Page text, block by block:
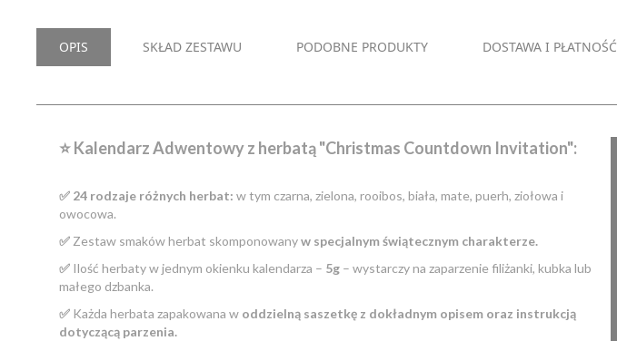
OPIS SKŁAD ZESTAWU PODOBNE PRODUKTY DOSTAWA I PŁATNOŚĆ
⭐️ Kalendarz Adwentowy z herbatą "Christmas Countdown Invitation":
✅ 24 rodzaje różnych herbat: w tym czarna, zielona, rooibos, biała, mate, puerh, ziołowa i
owocowa.
✅ Zestaw smaków herbat skomponowanyw specjalnym świątecznym charakterze.
✅ Ilość herbaty w jednym okienku kalendarza – 5g – wystarczy na zaparzenie filiżanki, kubka lub
małego dzbanka.
✅ Każda herbata zapakowana w oddzielną saszetkę z dokładnym opisem oraz instrukcją
dotyczącą parzenia.